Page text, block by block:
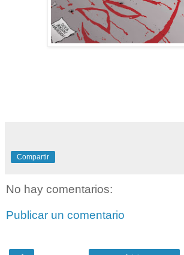
Compartir
No hay comentarios:
Publicar un comentario